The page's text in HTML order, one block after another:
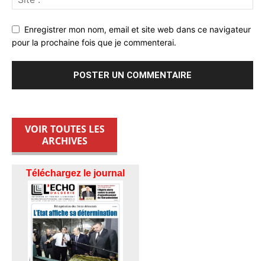
Enregistrer mon nom, email et site web dans ce navigateur
pour la prochaine fois que je commenterai.
VOIR TOUTES LES
ARCHIVES